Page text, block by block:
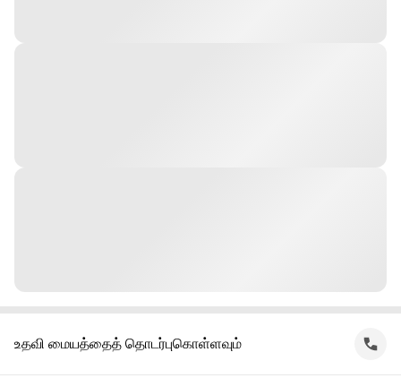
உதவி மையத்தைத் தொடர்புகொள்ளவும்